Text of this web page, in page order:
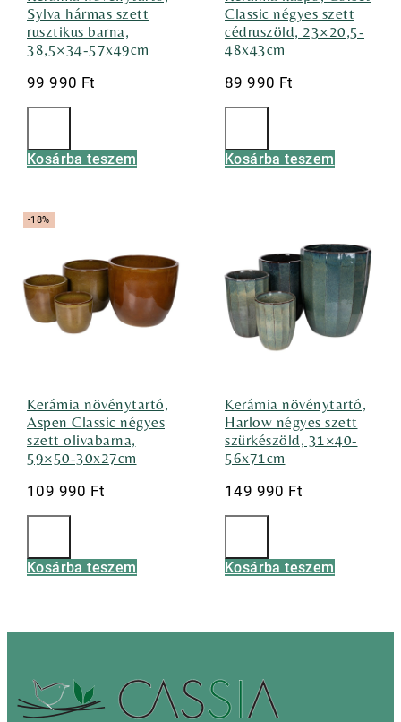
Sylva hármas szett
rusztikus barna,
38,5×34-57x49cm
99 990 Ft
Kosárba teszem
Classic négyes szett
cédruszöld, 23×20,5-
48x43cm
89 990 Ft
Kosárba teszem
-18%
Kerámia növénytartó,
Aspen Classic négyes
szett olivabarna,
59×50-30x27cm
109 990 Ft
Kosárba teszem
Kerámia növénytartó,
Harlow négyes szett
szürkészöld, 31×40-
56x71cm
149 990 Ft
Kosárba teszem